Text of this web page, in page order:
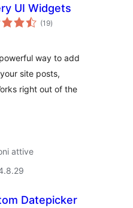
UI Widgets
(19valutazioni
totali
)
way to add
site posts,
right out of the
attive
Datepicker